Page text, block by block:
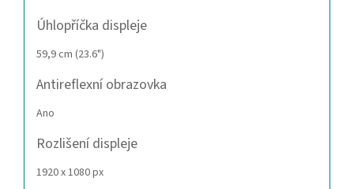
Úhlopříčka displeje
59,9 cm (23.6")
Antireflexní obrazovka
Ano
Rozlišení displeje
1920 x 1080 px